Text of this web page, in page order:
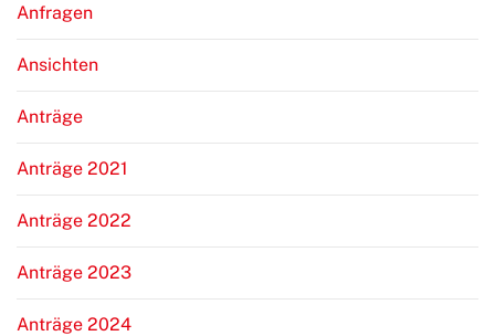
Anfragen
Ansichten
Anträge
Anträge 2021
Anträge 2022
Anträge 2023
Anträge 2024